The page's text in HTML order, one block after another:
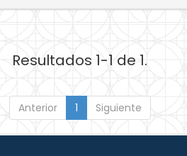
Resultados 1-1 de 1.
Anterior 1 Siguiente